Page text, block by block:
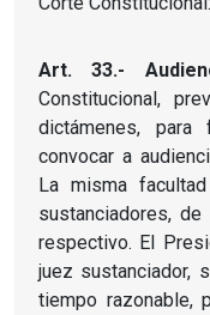
Art. 33.-
Constitucional,
dictámenes,
convocar a
La misma
sustanciadores,
respectivo. El
juez sustanciador,
tiempo razonable,